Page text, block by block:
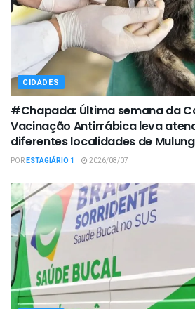
CIDADES
#Chapada: Última semana da
Vacinação Antirrábica leva
diferentes localidades de
PORESTAGIÁRIO 1 2026/08/07